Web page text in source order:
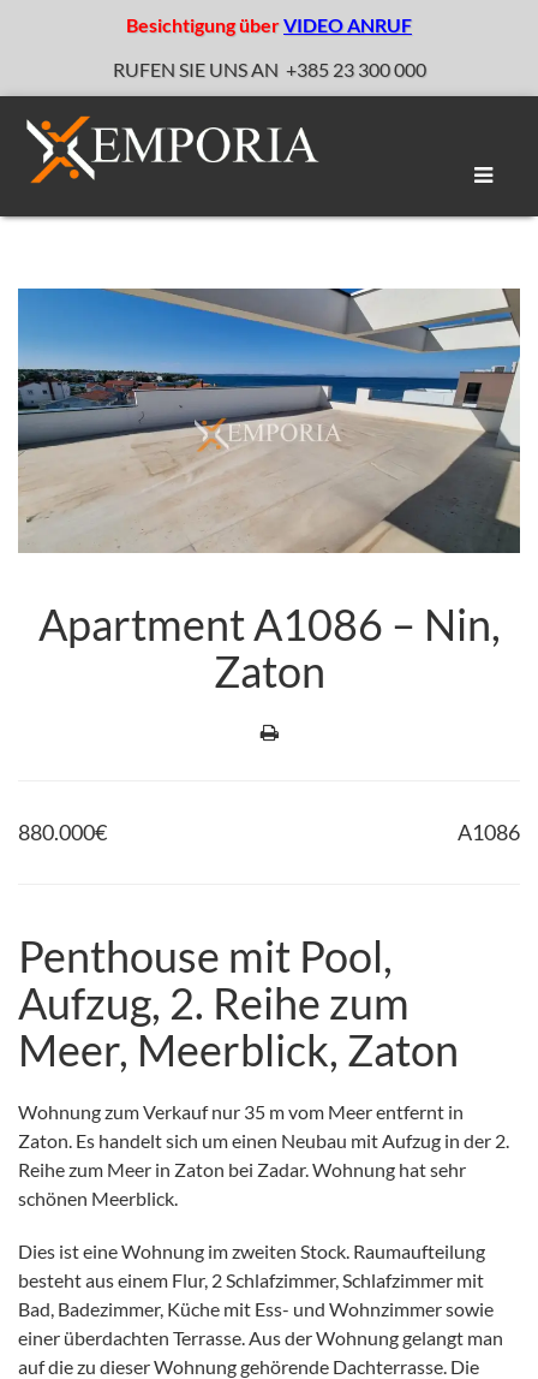
Besichtigung überVIDEO ANRUF
RUFEN SIE UNS AN +385 23 300 000
Apartment A1086 – Nin,
Zaton
880.000€ A1086
Penthouse mit Pool,
Aufzug, 2. Reihe zum
Meer, Meerblick, Zaton
Wohnung zum Verkauf nur 35 m vom Meer entfernt in
Zaton. Es handelt sich um einen Neubau mit Aufzug in der 2.
Reihe zum Meer in Zaton bei Zadar. Wohnung hat sehr
schönen Meerblick.
Dies ist eine Wohnung im zweiten Stock. Raumaufteilung
besteht aus einem Flur, 2 Schlafzimmer, Schlafzimmer mit
Bad, Badezimmer, Küche mit Ess- und Wohnzimmer sowie
einer überdachten Terrasse. Aus der Wohnung gelangt man
auf die zu dieser Wohnung gehörende Dachterrasse. Die